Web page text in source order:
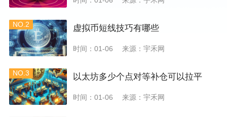
NO.2 虚拟币短线技巧有哪些
时间：01-06 来源：宇禾网
NO.3 以太坊多少个点对等补仓可以拉平
时间：01-06 来源：宇禾网